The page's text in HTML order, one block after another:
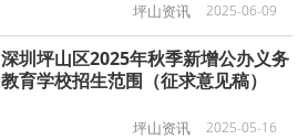
坪山资讯 2025-06-09
深圳坪山区2025年秋季新增公办义务
教育学校招生范围（征求意见稿）
坪山资讯 2025-05-16